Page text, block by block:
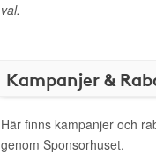
val.
Kampanjer &
Här finns kampanjer och
genom Sponsorhuset.